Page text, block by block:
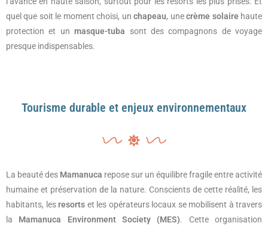
quel que soit le moment choisi, unchapeau, unecrème solaire haute
protection et unmasque-tuba sont des compagnons de voyage
presque indispensables.
Tourisme durable et enjeux environnementaux
La beauté des Mamanuca repose sur un équilibre fragile entre activité
humaine et préservation de la nature. Conscients de cette réalité, les
habitants, lesresorts et les opérateurs locaux se mobilisent à travers
la Mamanuca Environment Society (MES). Cette organisation